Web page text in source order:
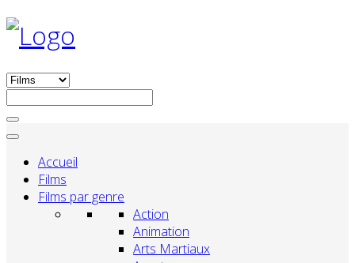
Accueil
Films
Films par genre
Action
Animation
Arts Martiaux